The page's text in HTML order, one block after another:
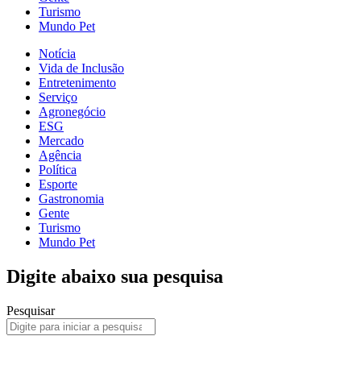
Turismo
Mundo Pet
Notícia
Vida de Inclusão
Entretenimento
Serviço
Agronegócio
ESG
Mercado
Agência
Política
Esporte
Gastronomia
Gente
Turismo
Mundo Pet
Digite abaixo sua pesquisa
Pesquisar